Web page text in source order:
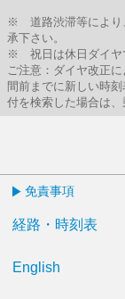
※ 道路渋滞等により
承下さい。
※ 祝日は休日ダイヤ
ご注意：ダイヤ改正
間前までに新しい時
付を検索した場合は、
免責事項
経路・時刻表
English